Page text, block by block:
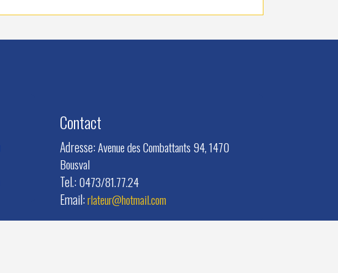
Contact
Adresse:Avenue des Combattants 94, 1470
Bousval
Tel.:0473/81.77.24
Email:rlateur@hotmail.com